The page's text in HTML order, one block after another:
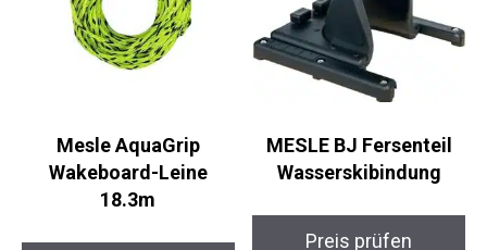
Mesle AquaGrip
Wakeboard-Leine
18.3m
MESLE BJ Fersenteil
Wasserskibindung
Preis prüfen